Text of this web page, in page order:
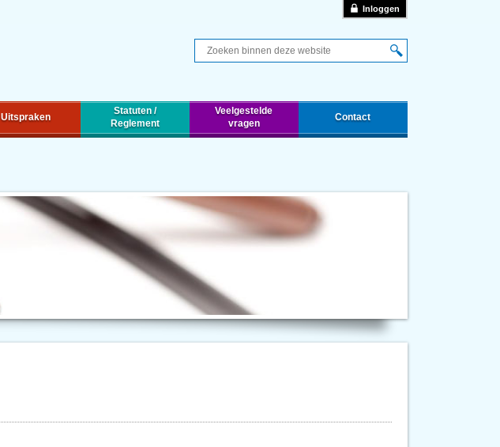
Inloggen
Q
Uitspraken
Statuten /
Reglement
Veelgestelde
vragen
Contact